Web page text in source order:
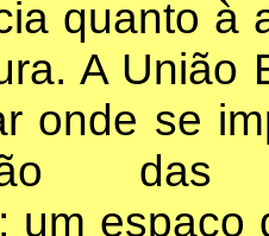
quanto à
A União
onde se
das
um espaço